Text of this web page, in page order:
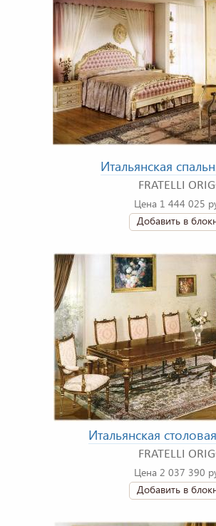
Итальянская
FRATELLI
Цена 1 444 025
Добавить в
Итальянская
FRATELLI
Цена 2 037 390
Добавить в